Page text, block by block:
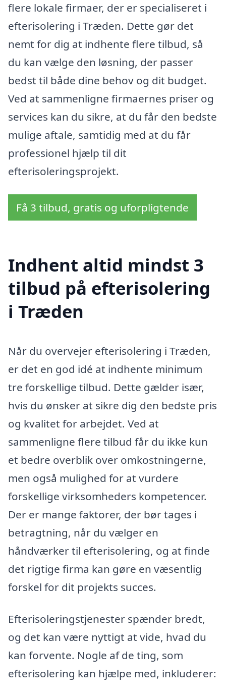
flere lokale firmaer, der er specialiseret i
efterisolering i Træden. Dette gør det
nemt for dig at indhente flere tilbud, så
du kan vælge den løsning, der passer
bedst til både dine behov og dit budget.
Ved at sammenligne firmaernes priser og
services kan du sikre, at du får den bedste
mulige aftale, samtidig med at du får
professionel hjælp til dit
efterisoleringsprojekt.
Få 3 tilbud, gratis og uforpligtende
Indhent altid mindst 3
tilbud på efterisolering
i Træden
Når du overvejer efterisolering i Træden,
er det en god idé at indhente minimum
tre forskellige tilbud. Dette gælder især,
hvis du ønsker at sikre dig den bedste pris
og kvalitet for arbejdet. Ved at
sammenligne flere tilbud får du ikke kun
et bedre overblik over omkostningerne,
men også mulighed for at vurdere
forskellige virksomheders kompetencer.
Der er mange faktorer, der bør tages i
betragtning, når du vælger en
håndværker til efterisolering, og at finde
det rigtige firma kan gøre en væsentlig
forskel for dit projekts succes.
Efterisoleringstjenester spænder bredt,
og det kan være nyttigt at vide, hvad du
kan forvente. Nogle af de ting, som
efterisolering kan hjælpe med, inkluderer: